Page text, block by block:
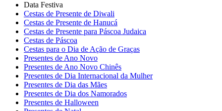
Data Festiva
Cestas de Presente de Diwali
Cestas de Presente de Hanucá
Cestas de Presente para Páscoa Judaica
Cestas de Páscoa
Cestas para o Dia de Ação de Graças
Presentes de Ano Novo
Presentes de Ano Novo Chinês
Presentes de Dia Internacional da Mulher
Presentes de Dia das Mães
Presentes de Dia dos Namorados
Presentes de Halloween